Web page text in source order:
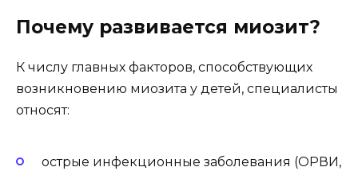
Почему развивается миозит?
К числу главных факторов, способствующих
возникновению миозита у детей, специалисты
относят:
острые инфекционные заболевания (ОРВИ,